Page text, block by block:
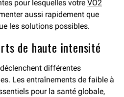
pour lesquelles votre VO2
aussi rapidement que
les solutions possibles.
de haute intensité
déclenchent différentes
Les entraînements de faible à
pour la santé globale,